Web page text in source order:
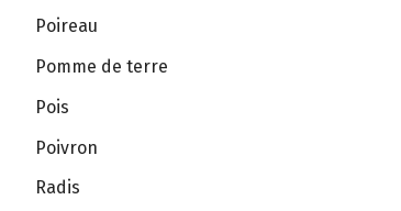
Poireau
Pomme de terre
Pois
Poivron
Radis